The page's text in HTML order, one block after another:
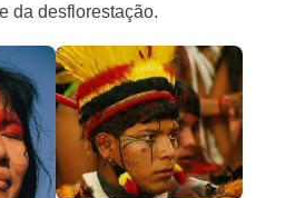
da desflorestação.